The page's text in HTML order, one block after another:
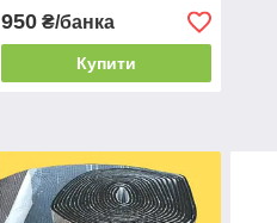
950₴/банка
Купити